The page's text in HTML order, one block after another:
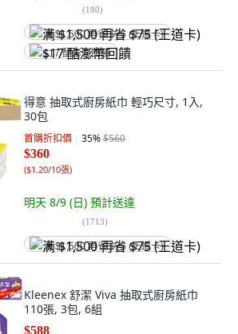
(180)
满 $1,500 再省 $75 (王道卡)
$17 酷澎幣回饋
得意 抽取式廚房紙巾 輕巧尺寸, 1入,
30包
首購折扣價 35%$560
$360
($1.20/10張)
明天 8/9 (日) 預計送達
(1713)
满 $1,500 再省 $75 (王道卡)
Kleenex 舒潔 Viva 抽取式廚房紙巾
110張, 3包, 6組
$588